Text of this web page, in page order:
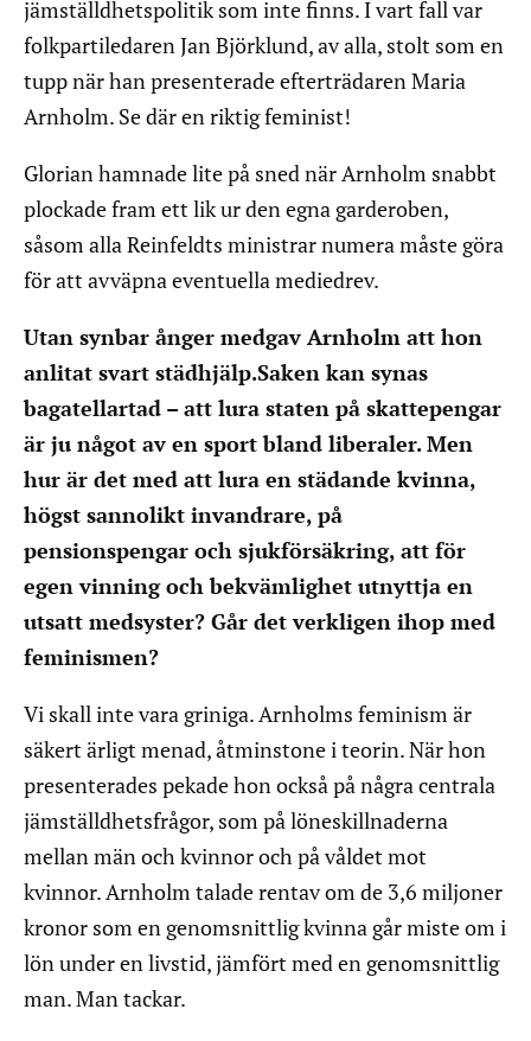
jämställdhetspolitik som inte finns. I vart fall var
folkpartiledaren Jan Björklund, av alla, stolt som en
tupp när han presenterade efterträdaren Maria
Arnholm. Se där en riktig feminist!
Glorian hamnade lite på sned när Arnholm snabbt
plockade fram ett lik ur den egna garderoben,
såsom alla Reinfeldts ministrar numera måste göra
för att avväpna eventuella mediedrev.
Utan synbar ånger medgav Arnholm att hon
anlitat svart städhjälp.Saken kan synas
bagatellartad – att lura staten på skattepengar
är ju något av en sport bland liberaler. Men
hur är det med att lura en städande kvinna,
högst sannolikt invandrare, på
pensionspengar och sjukförsäkring, att för
egen vinning och bekvämlighet utnyttja en
utsatt medsyster? Går det verkligen ihop med
feminismen?
Vi skall inte vara griniga. Arnholms feminism är
säkert ärligt menad, åtminstone i teorin. När hon
presenterades pekade hon också på några centrala
jämställdhetsfrågor, som på löneskillnaderna
mellan män och kvinnor och på våldet mot
kvinnor. Arnholm talade rentav om de 3,6 miljoner
kronor som en genomsnittlig kvinna går miste om i
lön under en livstid, jämfört med en genomsnittlig
man. Man tackar.